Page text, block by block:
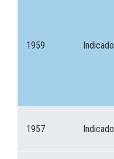
1959 Indicado
1957 Indicado